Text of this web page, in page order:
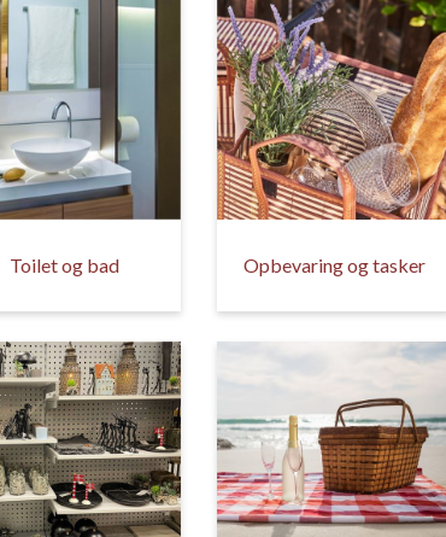
Toilet og bad Opbevaring og tasker